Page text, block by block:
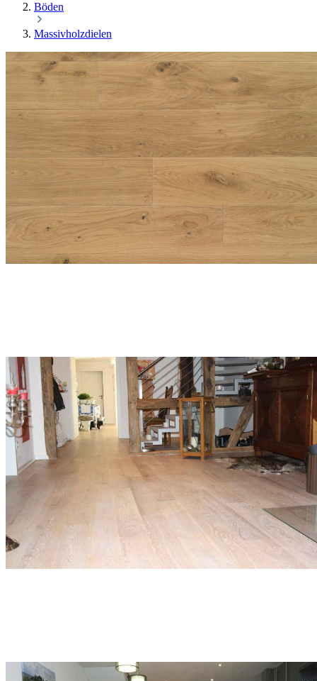
Böden
Massivholzdielen